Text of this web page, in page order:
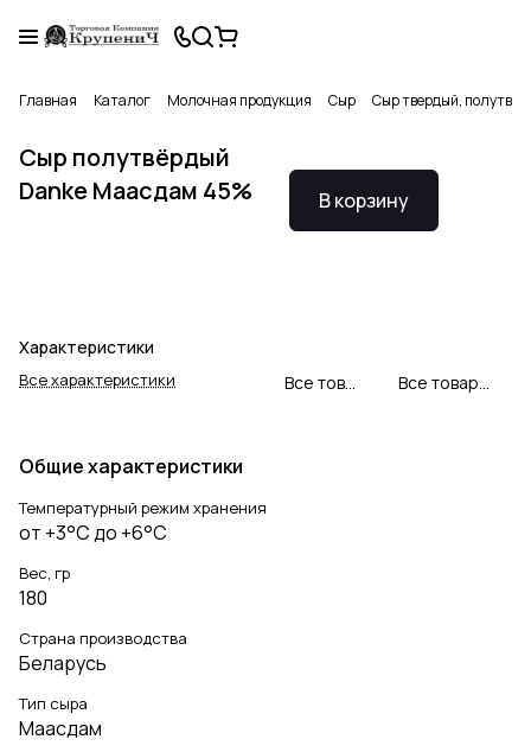
Главная Каталог Молочная продукция Сыр Сыр твердый,
Сыр полутвёрдый
Danke Маасдам 45%
Характеристики
Все характеристики
В корзину
Все товары DANKE Все товары категории
Общие характеристики
Температурный режим хранения
от +3°С до +6°С
Вес, гр
180
Страна производства
Беларусь
Тип сыра
Маасдам